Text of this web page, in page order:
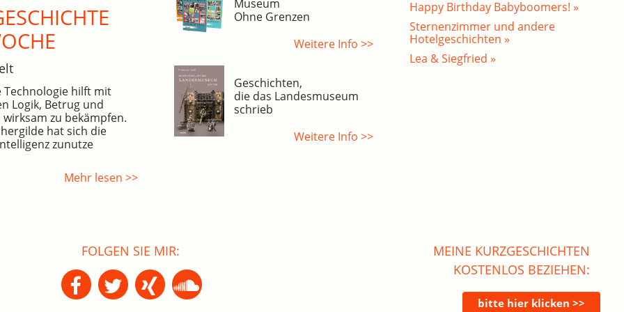
Technologie hilft mit
Logik, Betrug und
zu bekämpfen.
hat sich die
zunutze
Mehr lesen >>
Museum
Ohne Grenzen
Weitere Info >>
Geschichten,
die das Landesmuseum
schrieb
Weitere Info >>
Happy Birthday Babyboomers! »
Sternenzimmer und andere
Hotelgeschichten »
Lea & Siegfried »
FOLGEN SIE MIR:
MEINE KURZGESCHICHTEN
KOSTENLOS BEZIEHEN: